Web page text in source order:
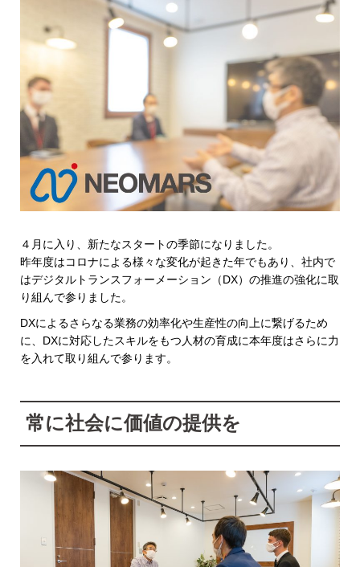
４月に入り、新たなスタートの季節になりました。
昨年度はコロナによる様々な変化が起きた年でもあり、社内で
はデジタルトランスフォーメーション（DX）の推進の強化に取
り組んで参りました。
DXによるさらなる業務の効率化や生産性の向上に繋げるため
に、DXに対応したスキルをもつ人材の育成に本年度はさらに力
を入れて取り組んで参ります。
常に社会に価値の提供を